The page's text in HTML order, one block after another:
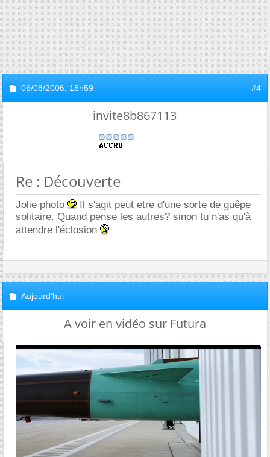
06/08/2006, 18h59 #4
invite8b867113
Re : Découverte
Jolie photo
Il s'agit peut etre d'une sorte de guêpe
solitaire. Quand pense les autres? sinon tu n'as qu'à
attendre l'éclosion
Aujourd'hui
A voir en vidéo sur Futura